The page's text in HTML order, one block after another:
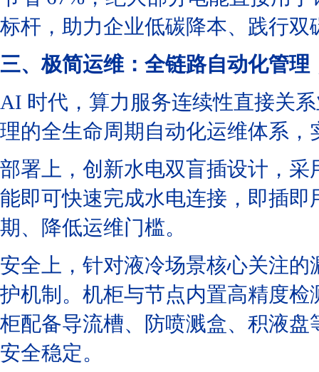
标杆，助力企业低碳降本、践行双
三、极简运维：全链路自动化管理
AI 时代，算力服务连续性直接关
理的全生命周期自动化运维体系
部署上，创新水电双盲插设计，
能即可快速完成水电连接，即插
期、降低运维门槛。
安全上，针对液冷场景核心关注
护机制。机柜与节点内置高精度
柜配备导流槽、防喷溅盒、积液
安全稳定。